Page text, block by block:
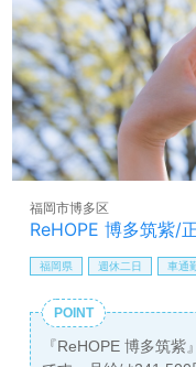
ReHOPE 博多筑紫/
福岡市博多区
福岡県 週休二日 車通
POINT
『ReHOPE 博多筑